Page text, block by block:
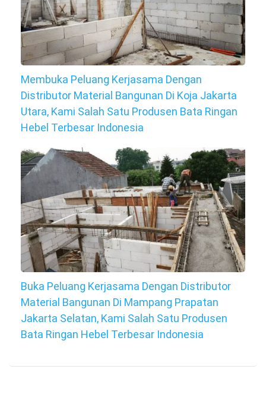
Membuka Peluang Kerjasama Dengan
Distributor Material Bangunan Di Koja Jakarta
Utara, Kami Salah Satu Produsen Bata Ringan
Hebel Terbesar Indonesia
Buka Peluang Kerjasama Dengan Distributor
Material Bangunan Di Mampang Prapatan
Jakarta Selatan, Kami Salah Satu Produsen
Bata Ringan Hebel Terbesar Indonesia